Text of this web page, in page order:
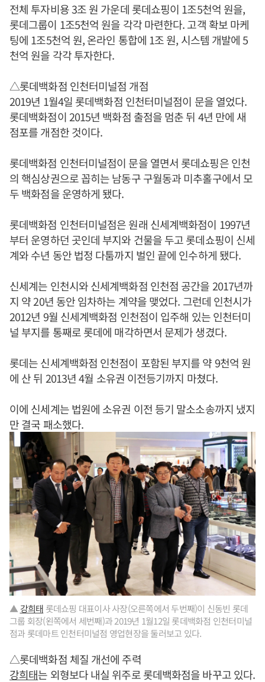
전체 투자비용 3조 원 가운데 롯데쇼핑이 1조5천억 원을,
롯데그룹이 1조5천억 원을 각각 마련한다. 고객 확보 마케
팅에 1조5천억 원, 온라인 통합에 1조 원, 시스템 개발에 5
천억 원을 각각 투자한다.
△롯데백화점 인천터미널점 개점
2019년 1월4일 롯데백화점 인천터미널점이 문을 열었다.
롯데백화점이 2015년 백화점 출점을 멈춘 뒤 4년 만에 새
점포를 개점한 것이다.
롯데백화점 인천터미널점이 문을 열면서 롯데쇼핑은 인천
의 핵심상권으로 꼽히는 남동구 구월동과 미추홀구에서 모
두 백화점을 운영하게 됐다.
롯데백화점 인천터미널점은 원래 신세계백화점이 1997년
부터 운영하던 곳인데 부지와 건물을 두고 롯데쇼핑이 신세
계와 수년 동안 법정 다툼까지 벌인 끝에 인수하게 됐다.
신세계는 인천시와 신세계백화점 인천점 공간을 2017년까
지 약 20년 동안 임차하는 계약을 맺었다. 그런데 인천시가
2012년 9월 신세계백화점 인천점이 입주해 있는 인천터미
널 부지를 통째로 롯데에 매각하면서 문제가 생겼다.
롯데는 신세계백화점 인천점이 포함된 부지를 약 9천억 원
에 산 뒤 2013년 4월 소유권 이전등기까지 마쳤다.
이에 신세계는 법원에 소유권 이전 등기 말소소송까지 냈지
만 결국 패소했다.
▲강희태 롯데쇼핑 대표이사 사장(오른쪽에서 두번째)이 신동빈 롯데
그룹 회장(왼쪽에서 세번째)과 2019년 1월12일 롯데백화점 인천터미널
점과 롯데마트 인천터미널점 영업현장을 둘러보고 있다.
△롯데백화점 체질 개선에 주력
강희태는 외형보다 내실 위주로 롯데백화점을 바꾸고 있다.